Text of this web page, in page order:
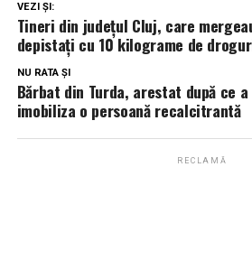
VEZI ȘI:
Tineri din județul Cluj, care
depistați cu 10 kilograme de
NU RATA ȘI
Bărbat din Turda, arestat după ce
imobiliza o persoană recalcitrantă
RECLAMĂ